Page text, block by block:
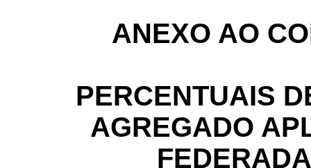
ANEXO AO
PERCENTUAIS
AGREGADO